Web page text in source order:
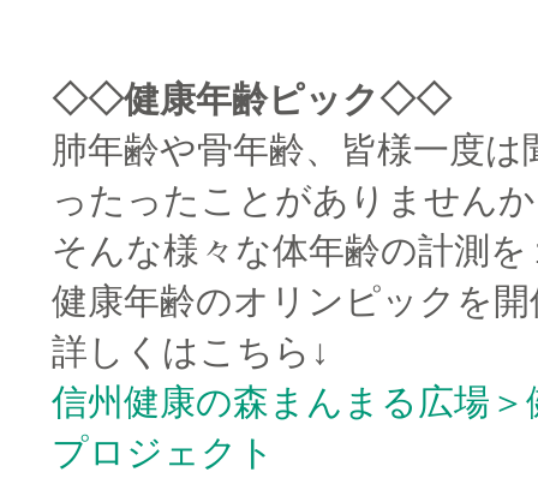
◇◇健康年齢ピック◇◇
肺年齢や骨年齢、皆様一度
ったったことがありません
そんな様々な体年齢の計測
健康年齢のオリンピックを
詳しくはこちら↓
信州健康の森まんまる広場
プロジェクト